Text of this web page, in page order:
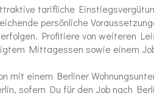
tarifliche
persönliche
Profitiere von weiteren
Mittagessen sowie einem
mit einem Berliner
sofern Du für den Job nach